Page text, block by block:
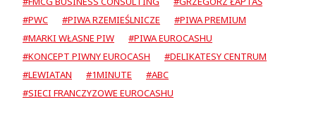
#PWC
#PIWA RZEMIEŚLNICZE
#PIWA PREMIUM
#MARKI WŁASNE PIW
#PIWA EUROCASHU
#KONCEPT PIWNY EUROCASH
#DELIKATESY CENTRUM
#LEWIATAN
#1MINUTE
#ABC
#SIECI FRANCZYZOWE EUROCASHU